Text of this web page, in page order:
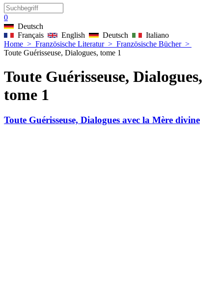
0
Deutsch
Français
English Deutsch
Italiano
Home > Französische Literatur> Französische Bücher>
Toute Guérisseuse, Dialogues, tome 1
Toute Guérisseuse, Dialogues,
tome 1
Toute Guérisseuse, Dialogues avec la Mère divine